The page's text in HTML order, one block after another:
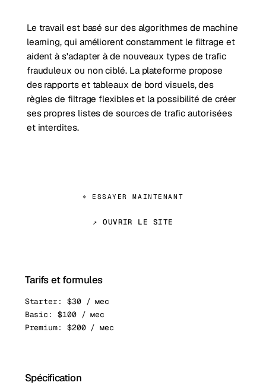
Le travail est basé sur des algorithmes de machine
learning, qui améliorent constamment le filtrage et
aident à s'adapter à de nouveaux types de trafic
frauduleux ou non ciblé. La plateforme propose
des rapports et tableaux de bord visuels, des
règles de filtrage flexibles et la possibilité de créer
ses propres listes de sources de trafic autorisées
et interdites.
⌖ ESSAYER MAINTENANT
↗ OUVRIR LE SITE
Tarifs et formules
Starter: $30 / мес
Basic: $100 / мес
Premium: $200 / мес
Spécification